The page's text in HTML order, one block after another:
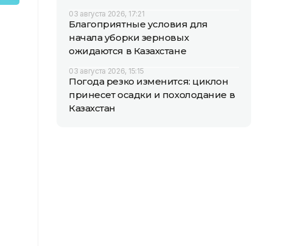
03 августа 2026, 17:21
Благоприятные условия для
начала уборки зерновых
ожидаются в Казахстане
03 августа 2026, 15:15
Погода резко изменится: циклон
принесет осадки и похолодание в
Казахстан